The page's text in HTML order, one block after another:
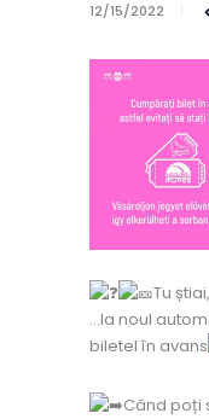
12/15/2022
Tu
…la noul
biletel în avans
Când poți